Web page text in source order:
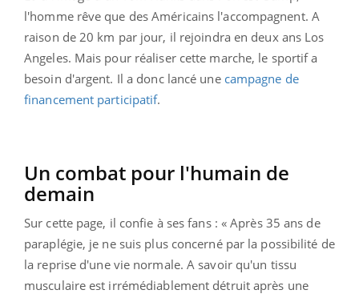
l'homme rêve que des Américains l'accompagnent. A
raison de 20 km par jour, il rejoindra en deux ans Los
Angeles. Mais pour réaliser cette marche, le sportif a
besoin d'argent. Il a donc lancé une campagne de
financement participatif.
Un combat pour l'humain de
demain
Sur cette page, il confie à ses fans : « Après 35 ans de
paraplégie, je ne suis plus concerné par la possibilité de
la reprise d'une vie normale. A savoir qu'un tissu
musculaire est irrémédiablement détruit après une